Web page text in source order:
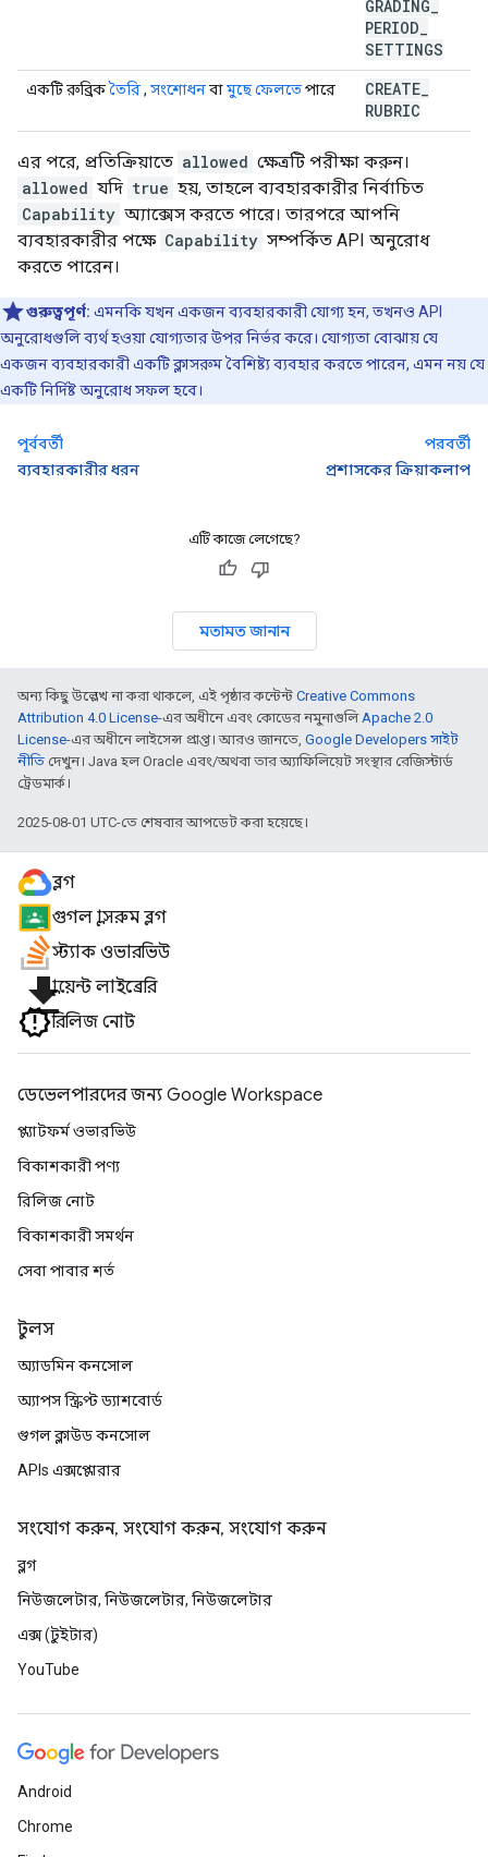
GRADING
PERIOD
SETTINGS
একটি রুব্রিকতৈরি, সংশোধনবামুছে ফেলতেপারে CREATE
RUBRIC
এর পরে, প্রতিক্রিয়াতে allowed ক্ষেত্রটি পরীক্ষা করুন।
allowed যদি true হয়, তাহলে ব্যবহারকারীর নির্বাচিত
Capability অ্যাক্সেস করতে পারে। তারপরে আপনি
ব্যবহারকারীর পক্ষে Capability সম্পর্কিত API অনুরোধ
করতে পারেন।
গুরুত্বপূর্ণ: এমনকি যখন একজন ব্যবহারকারী যোগ্য হন, তখনও API
অনুরোধগুলি ব্যর্থ হওয়া যোগ্যতার উপর নির্ভর করে। যোগ্যতা বোঝায় যে
একজন ব্যবহারকারী একটি ক্লাসরুম বৈশিষ্ট্য ব্যবহার করতে পারেন, এমন নয় যে
একটি নির্দিষ্ট অনুরোধ সফল হবে।
পূর্ববর্তী
ব্যবহারকারীর ধরন
পরবর্তী
প্রশাসকের ক্রিয়াকলাপ
এটি কাজে লেগেছে?
মতামত জানান
অন্য কিছু উল্লেখ না করা থাকলে, এই পৃষ্ঠার কন্টেন্ট Creative Commons
Attribution 4.0 License-এর অধীনে এবং কোডের নমুনাগুলিApache 2.0
License-এর অধীনে লাইসেন্স প্রাপ্ত। আরও জানতে, Google Developers সাইট
নীতি দেখুন। Java হল Oracle এবং/অথবা তার অ্যাফিলিয়েট সংস্থার রেজিস্টার্ড
ট্রেডমার্ক।
2025-08-01 UTC-তে শেষবার আপডেট করা হয়েছে।
ব্লগ
গুগল ক্লাসরুম ব্লগ
স্ট্যাক ওভারভিউ
file_downloadক্লায়েন্ট লাইব্রেরি
রিলিজ নোট
ডেভেলপারদের জন্য Google Workspace
প্ল্যাটফর্ম ওভারভিউ
বিকাশকারী পণ্য
রিলিজ নোট
বিকাশকারী সমর্থন
সেবা পাবার শর্ত
টুলস
অ্যাডমিন কনসোল
অ্যাপস স্ক্রিপ্ট ড্যাশবোর্ড
গুগল ক্লাউড কনসোল
APIs এক্সপ্লোরার
সংযোগ করুন, সংযোগ করুন, সংযোগ করুন
ব্লগ
নিউজলেটার, নিউজলেটার, নিউজলেটার
এক্স (টুইটার)
YouTube
Android
Chrome